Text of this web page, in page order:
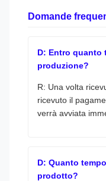
Domande
D: Entro quanto
produzione?
R: Una volta
ricevuto il
verrà avviata
D: Quanto
prodotto?